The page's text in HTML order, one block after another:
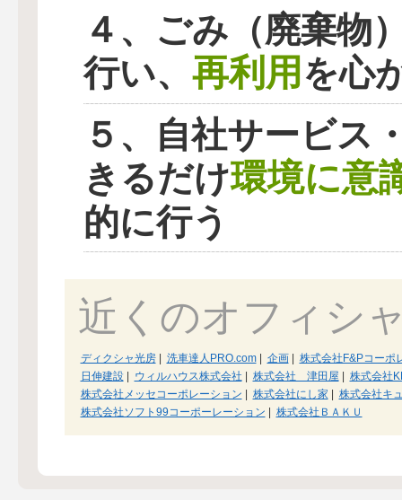
４、ごみ（廃棄物
行い、 再利用を心
５、自社サービス
きるだけ環境に意
的に行う
近くのオフィシ
ディクシャ光房| 洗車達人PRO.com| 企画|
株式会社F&Pコーポ
日伸建設| ウィルハウス株式会社 株式会社 津田屋
株式会社
株式会社メッセコーポレーション
株式会社にし家
株式会社キ
株式会社ソフト99コーポーレーション
株式会社ＢＡＫＵ